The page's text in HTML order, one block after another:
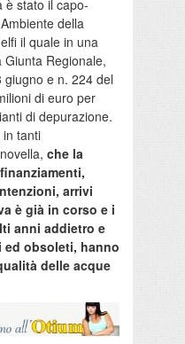
è stato il capo-
della
il quale in una
Regionale,
e n. 224 del
di euro per
di depurazione.
in tanti
che la
arrivi
è già in corso e i
anni addietro e
obsoleti, hanno
delle acque